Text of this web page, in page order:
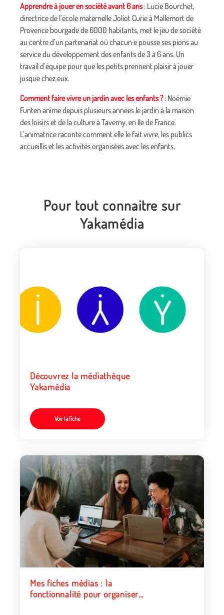
Apprendre à jouer en société avant 6 ans: Lucie Bourchet,
directrice de l’école maternelle Joliot Curie à Mallemort de
Provence bourgade de 6000 habitants, met le jeu de société
au centre d’un partenariat où chacun·e pousse ses pions au
service du développement des enfants de 3 à 6 ans. Un
travail d’équipe pour que les petits prennent plaisir à jouer
jusque chez eux.
Comment faire vivre un jardin avec les enfants ?: Noémie
Funten anime depuis plusieurs années le jardin à la maison
des loisirs et de la culture à Taverny, en Ile de France.
L’animatrice raconte comment elle le fait vivre, les publics
accueillis et les activités organisées avec les enfants.
Pour tout connaitre sur
Yakamédia
Découvrez la médiathèque
Yakamédia
Voir la fiche
Mes fiches médias : la
fonctionnalité pour organiser